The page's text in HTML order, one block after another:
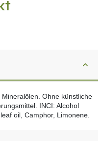
Ohne künstliche
INCI: Alcohol
oil, Camphor, Limonene.